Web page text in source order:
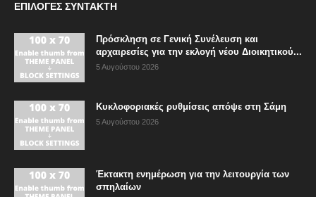
ΕΠΙΛΟΓΈΣ ΣΥΝΤΆΚΤΗ
Πρόσκληση σε Γενική Συνέλευση και
αρχαιρεσίες για την εκλογή νέου Διοικητικού...
5 Αυγούστου 2026
Κυκλοφοριακές ρυθμίσεις απόψε στη Σάμη
5 Αυγούστου 2026
Έκτακτη ενημέρωση για την λειτουργία των
σπηλαίων